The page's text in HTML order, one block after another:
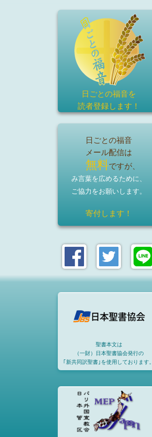
日ごとの福音を
読者登録します！
日ごとの福音
メール配信は
無料ですが、
み言葉を広めるために、
ご協力をお願いします。
寄付します！
聖書本文は
（一財）日本聖書協会発行の
｢新共同訳聖書｣を使用しております。